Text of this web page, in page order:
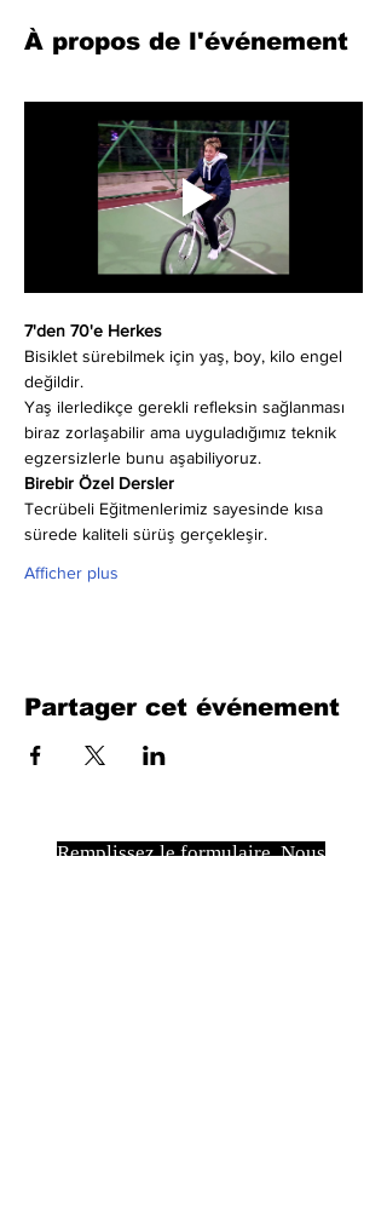
À propos de l'événement
7'den 70'e Herkes
Bisiklet sürebilmek için yaş, boy, kilo engel
değildir.
Yaş ilerledikçe gerekli refleksin sağlanması
biraz zorlaşabilir ama uyguladığımız teknik
egzersizlerle bunu aşabiliyoruz.
Birebir Özel Dersler
Tecrübeli Eğitmenlerimiz sayesinde kısa
sürede kaliteli sürüş gerçekleşir.
Afficher plus
Partager cet événement
Remplissez le formulaire. Nous